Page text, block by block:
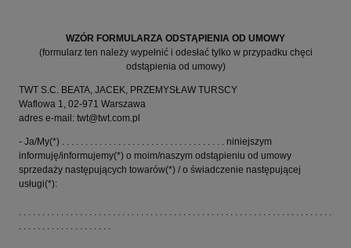
WZÓR FORMULARZA ODSTĄPIENIA OD UMOWY
(formularz ten należy wypełnić i odesłać tylko w przypadku chęci
odstąpienia od umowy)
TWT S.C. BEATA, JACEK, PRZEMYSŁAW TURSCY
Waflowa 1, 02-971 Warszawa
adres e-mail: twt@twt.com.pl
- Ja/My(*) . . . . . . . . . . . . . . . . . . . . . . . . . . . . . . . . . . . niniejszym
informuję/informujemy(*) o moim/naszym odstąpieniu od umowy
sprzedaży następujących towarów(*) / o świadczenie następującej
usługi(*):
. . . . . . . . . . . . . . . . . . . . . . . . . . . . . . . . . . . . . . . . . . . . . . . . . . . . . . . . . . . . . . . . . . .
. . . . . . . . . . . . . . . . . . . .